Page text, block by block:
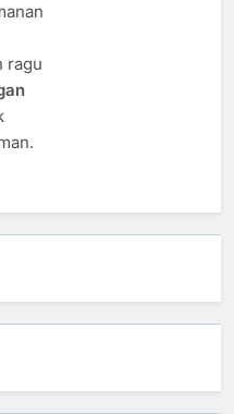
ragu